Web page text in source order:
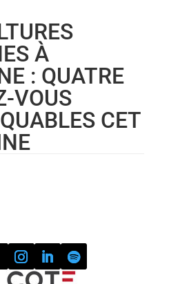
À
: QUATRE
VOUS
CET